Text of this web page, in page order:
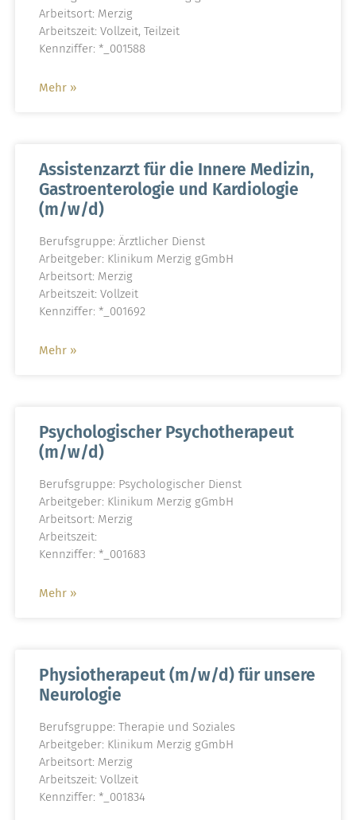
Arbeitsort: Merzig
Arbeitszeit: Vollzeit, Teilzeit
Kennziffer: *_001588
Mehr »
Assistenzarzt für die Innere Medizin,
Gastroenterologie und Kardiologie
(m/w/d)
Berufsgruppe: Ärztlicher Dienst
Arbeitgeber: Klinikum Merzig gGmbH
Arbeitsort: Merzig
Arbeitszeit: Vollzeit
Kennziffer: *_001692
Mehr »
Psychologischer Psychotherapeut
(m/w/d)
Berufsgruppe: Psychologischer Dienst
Arbeitgeber: Klinikum Merzig gGmbH
Arbeitsort: Merzig
Arbeitszeit:
Kennziffer: *_001683
Mehr »
Physiotherapeut (m/w/d) für unsere
Neurologie
Berufsgruppe: Therapie und Soziales
Arbeitgeber: Klinikum Merzig gGmbH
Arbeitsort: Merzig
Arbeitszeit: Vollzeit
Kennziffer: *_001834